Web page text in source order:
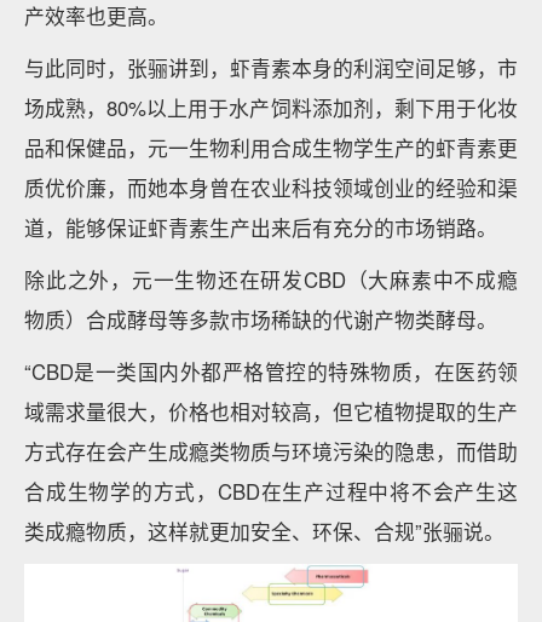
产效率也更高。
与此同时，张骊讲到，虾青素本身的利润空间足够，市
场成熟，80%以上用于水产饲料添加剂，剩下用于化妆
品和保健品，元一生物利用合成生物学生产的虾青素更
质优价廉，而她本身曾在农业科技领域创业的经验和渠
道，能够保证虾青素生产出来后有充分的市场销路。
除此之外，元一生物还在研发CBD（大麻素中不成瘾
物质）合成酵母等多款市场稀缺的代谢产物类酵母。
“CBD是一类国内外都严格管控的特殊物质，在医药领
域需求量很大，价格也相对较高，但它植物提取的生产
方式存在会产生成瘾类物质与环境污染的隐患，而借助
合成生物学的方式，CBD在生产过程中将不会产生这
类成瘾物质，这样就更加安全、环保、合规”张骊说。